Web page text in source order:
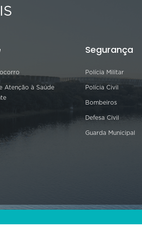
Atenção à Saúde
Segurança
Polícia Militar
Polícia Civil
Bombeiros
Defesa Civil
Guarda Municipal